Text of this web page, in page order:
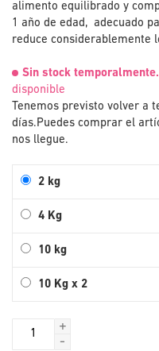
alimento equilibrado y
1 año de edad, adecuado
reduce considerablemente
Sin stock temporalmente.
disponible
Tenemos previsto volver a
días.Puedes comprar el
nos llegue.
2 kg
4 Kg
10 kg
10 Kg x 2
+
-